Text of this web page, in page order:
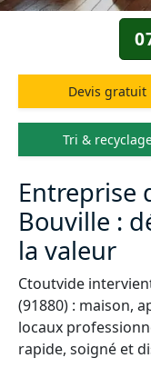
Devis gratuit
Tri &
Entreprise
Bouville :
la valeur
Ctoutvide
(91880) : maison,
locaux
rapide, soigné et